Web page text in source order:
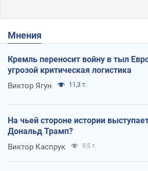
Мнения
Кремль переносит войну в тыл
угрозой критическая логистика
Виктор Ягун 11,3 т.
На чьей стороне истории
Дональд Трамп?
Виктор Каспрук 9,5 т.